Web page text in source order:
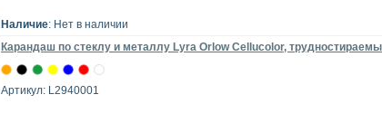
Наличие: Нет в наличии
Карандаш по стеклу и металлу Lyra Orlow Cellucolor,
Артикул: L2940001